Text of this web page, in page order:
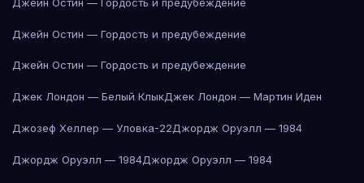
Джейн Остин — Гордость и предубеждение
Джейн Остин — Гордость и предубеждение
Джек Лондон — Белый КлыкДжек Лондон — Мартин Иден
Джозеф Хеллер — Уловка-22Джордж Оруэлл — 1984
Джордж Оруэлл — 1984Джордж Оруэлл — 1984